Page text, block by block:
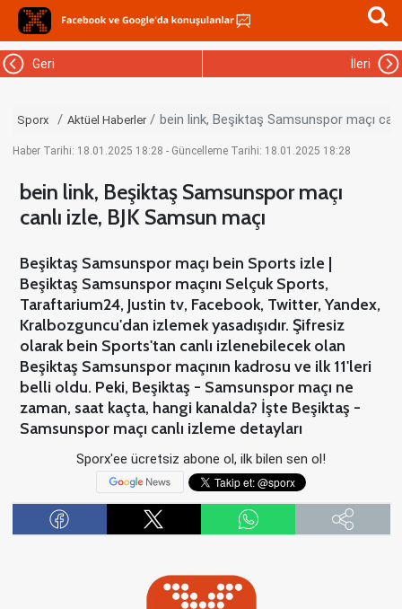
Geri İleri
Sporx Aktüel Haberler bein link, Beşiktaş Samsunspor maçı
Haber Tarihi: 18.01.2025 18:28 - Güncelleme Tarihi: 18.01.2025 18:28
bein link, Beşiktaş Samsunspor maçı
canlı izle, BJK Samsun maçı
Beşiktaş Samsunspor maçı bein Sports izle |
Beşiktaş Samsunspor maçını Selçuk Sports,
Taraftarium24, Justin tv, Facebook, Twitter, Yandex,
Kralbozguncu'dan izlemek yasadışıdır. Şifresiz
olarak bein Sports'tan canlı izlenebilecek olan
Beşiktaş Samsunspor maçının kadrosu ve ilk 11'leri
belli oldu. Peki, Beşiktaş - Samsunspor maçı ne
zaman, saat kaçta, hangi kanalda? İşte Beşiktaş -
Samsunspor maçı canlı izleme detayları
Sporx'ee ücretsiz abone ol, ilk bilen sen ol!